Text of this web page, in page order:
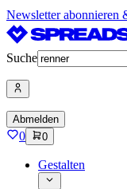
Newsletter abonnieren
Suche
Abmelden
0 0
Gestalten